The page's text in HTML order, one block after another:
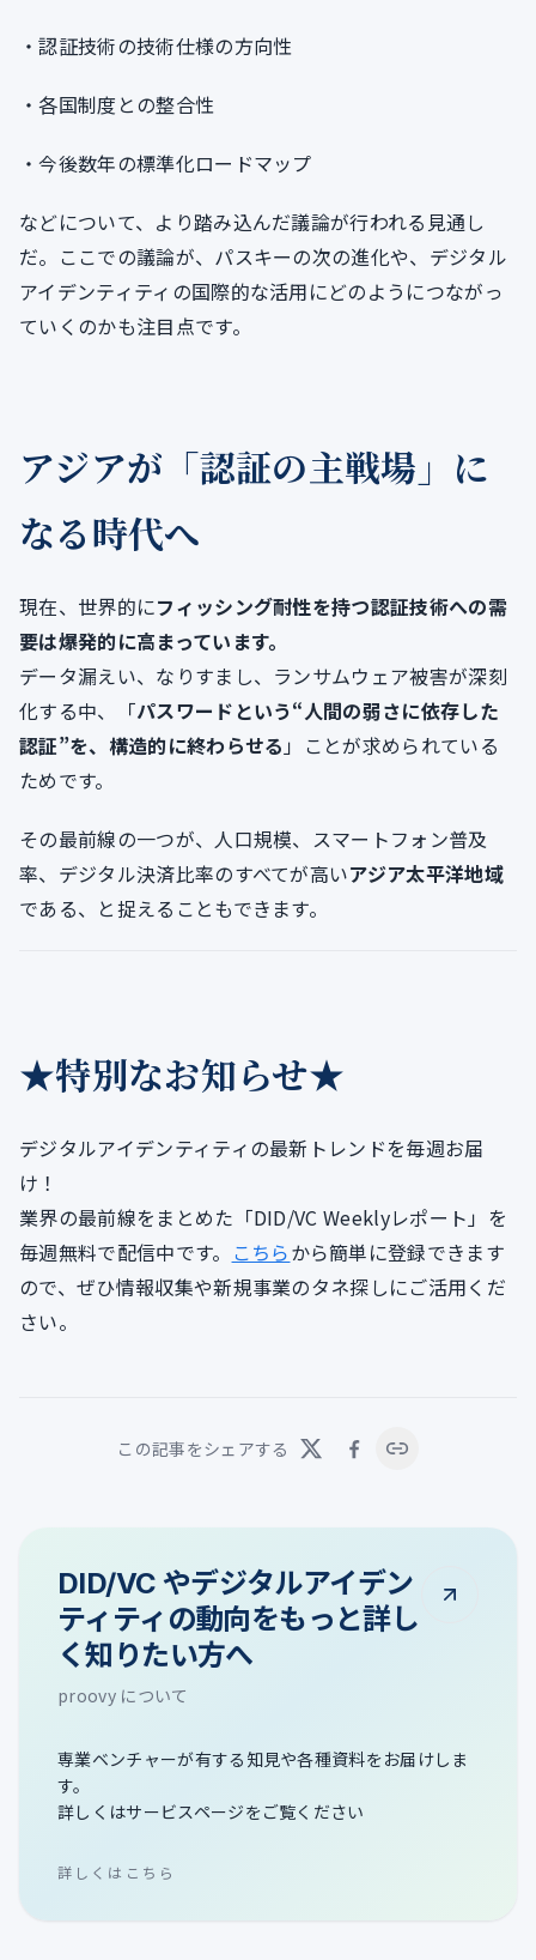
・認証技術の技術仕様の方向性
・各国制度との整合性
・今後数年の標準化ロードマップ
などについて、より踏み込んだ議論が行われる見通し
だ。ここでの議論が、パスキーの次の進化や、デジタル
アイデンティティの国際的な活用にどのようにつながっ
ていくのかも注目点です。
アジアが「認証の主戦場」に
なる時代へ
現在、世界的にフィッシング耐性を持つ認証技術への需
要は爆発的に高まっています。
データ漏えい、なりすまし、ランサムウェア被害が深刻
化する中、「パスワードという“人間の弱さに依存した
認証”を、構造的に終わらせる」ことが求められている
ためです。
その最前線の一つが、人口規模、スマートフォン普及
率、デジタル決済比率のすべてが高いアジア太平洋地域
である、と捉えることもできます。
★特別なお知らせ★
デジタルアイデンティティの最新トレンドを毎週お届
け！
業界の最前線をまとめた「DID/VC Weeklyレポート」を
毎週無料で配信中です。 こちらから簡単に登録できます
ので、ぜひ情報収集や新規事業のタネ探しにご活用くだ
さい。
この記事をシェアする
DID/VC やデジタルアイデン
ティティの動向をもっと詳し
く知りたい方へ
proovy について
専業ベンチャーが有する知見や各種資料をお届けしま
す。
詳しくはサービスページをご覧ください
詳しくはこちら